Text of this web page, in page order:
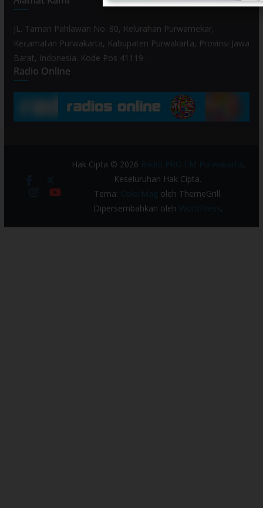
JL. Taman Pahlawan No. 80, Kelurahan Purwamekar,
Kecamatan Purwakarta, Kabupaten Purwakarta, Provinsi Jawa
Barat, Indonesia. Kode Pos 41119.
Radio Online
Hak Cipta © 2026 Radio PRO FM Purwakarta.
Keseluruhan Hak Cipta.
Tema: ColorMagoleh ThemeGrill.
Dipersembahkan oleh WordPress .